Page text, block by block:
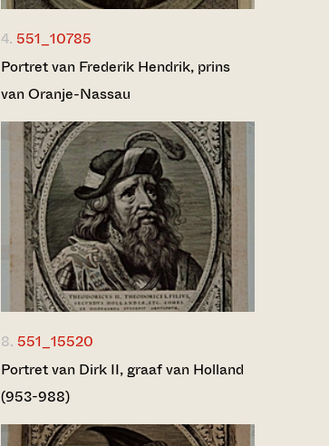
4. 551_10785
Portret van Frederik Hendrik, prins
van Oranje-Nassau
8. 551_15520
Portret van Dirk II, graaf van Holland
(953-988)